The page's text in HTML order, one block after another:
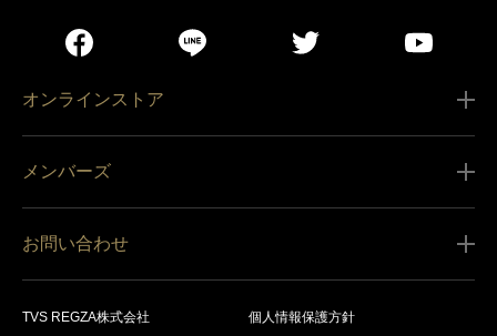
オンラインストア
営業日カレンダー
メンバーズ
会員規約
お問い合わせ
TVS REGZA株式会社 個人情報保護方針